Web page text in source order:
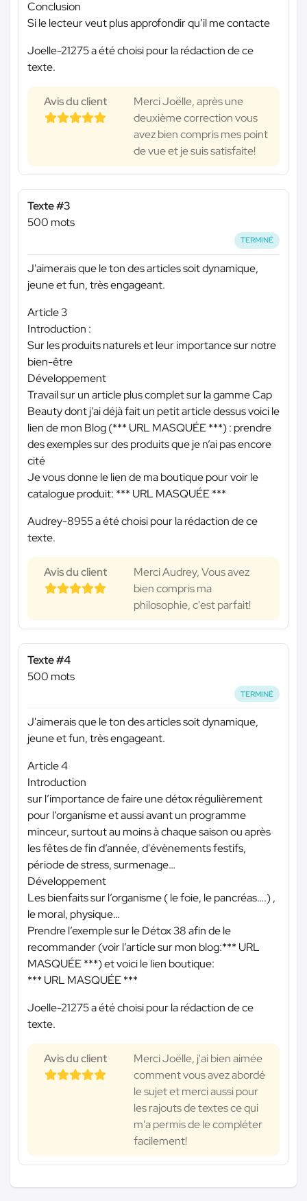
Conclusion
Si le lecteur veut plus approfondir qu’il me contacte
Joelle-21275 a été choisi pour la rédaction de ce
texte.
Avis du client
Merci Joëlle, après une
deuxième correction vous
avez bien compris mes point
de vue et je suis satisfaite!
Texte #3
500 mots
TERMINÉ
J'aimerais que le ton des articles soit dynamique,
jeune et fun, très engageant.
Article 3
Introduction :
Sur les produits naturels et leur importance sur notre
bien-être
Développement
Travail sur un article plus complet sur la gamme Cap
Beauty dont j’ai déjà fait un petit article dessus voici le
lien de mon Blog (*** URL MASQUÉE ***) : prendre
des exemples sur des produits que je n’ai pas encore
cité
Je vous donne le lien de ma boutique pour voir le
catalogue produit: *** URL MASQUÉE ***
Audrey-8955 a été choisi pour la rédaction de ce
texte.
Avis du client
Merci Audrey, Vous avez
bien compris ma
philosophie, c'est parfait!
Texte #4
500 mots
TERMINÉ
J'aimerais que le ton des articles soit dynamique,
jeune et fun, très engageant.
Article 4
Introduction
sur l’importance de faire une détox régulièrement
pour l’organisme et aussi avant un programme
minceur, surtout au moins à chaque saison ou après
les fêtes de fin d’année, d'évènements festifs,
période de stress, surmenage…
Développement
Les bienfaits sur l’organisme ( le foie, le pancréas….) ,
le moral, physique…
Prendre l’exemple sur le Détox 38 afin de le
recommander (voir l’article sur mon blog:*** URL
MASQUÉE ***) et voici le lien boutique:
*** URL MASQUÉE ***
Joelle-21275 a été choisi pour la rédaction de ce
texte.
Avis du client
Merci Joëlle, j'ai bien aimée
comment vous avez abordé
le sujet et merci aussi pour
les rajouts de textes ce qui
m'a permis de le compléter
facilement!